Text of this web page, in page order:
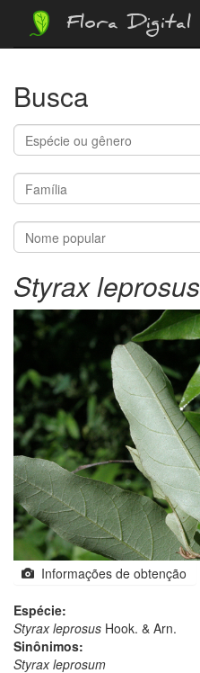
Flora Digital
Busca
Styrax leprosus
Informações de obtenção
Espécie:
Styrax leprosus Hook. & Arn.
Sinônimos:
Styrax leprosum